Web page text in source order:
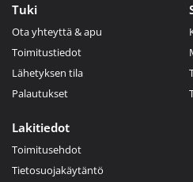
Tuki
Ota yhteyttä & apu
Toimitustiedot
Lähetyksen tila
Palautukset
Lakitiedot
Toimitusehdot
Tietosuojakäytäntö